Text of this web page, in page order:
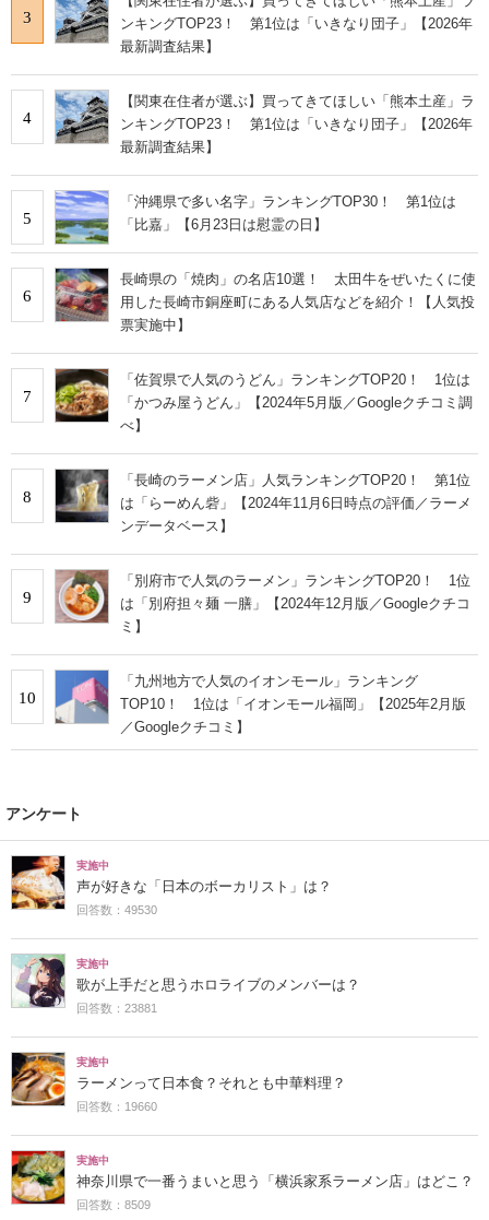
3
ンキングTOP23！ 第1位は「いきなり団子」【2026年
最新調査結果】
4
【関東在住者が選ぶ】買ってきてほしい「熊本土産」ラ
ンキングTOP23！ 第1位は「いきなり団子」【2026年
最新調査結果】
5
「沖縄県で多い名字」ランキングTOP30！ 第1位は
「比嘉」【6月23日は慰霊の日】
6
長崎県の「焼肉」の名店10選！ 太田牛をぜいたくに使
用した長崎市銅座町にある人気店などを紹介！【人気投
票実施中】
7
「佐賀県で人気のうどん」ランキングTOP20！ 1位は
「かつみ屋うどん」【2024年5月版／Googleクチコミ調
べ】
8
「長崎のラーメン店」人気ランキングTOP20！ 第1位
は「らーめん砦」【2024年11月6日時点の評価／ラーメ
ンデータベース】
9
「別府市で人気のラーメン」ランキングTOP20！ 1位
は「別府担々麺 一膳」【2024年12月版／Googleクチコ
ミ】
10
「九州地方で人気のイオンモール」ランキング
TOP10！ 1位は「イオンモール福岡」【2025年2月版
／Googleクチコミ】
アンケート
実施中
声が好きな「日本のボーカリスト」は？
回答数：49530
実施中
歌が上手だと思うホロライブのメンバーは？
回答数：23881
実施中
ラーメンって日本食？それとも中華料理？
回答数：19660
実施中
神奈川県で一番うまいと思う「横浜家系ラーメン店」はどこ？
回答数：8509